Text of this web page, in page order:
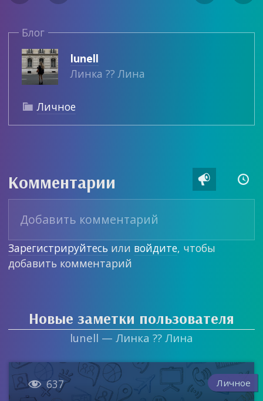
Блог
lunell
Линка ?? Лина
 Личное
Комментарии  
Зарегистрируйтесь или войдите, чтобы
добавить комментарий
Новые заметки пользователя
lunell — Линка ?? Лина
 637 Личное